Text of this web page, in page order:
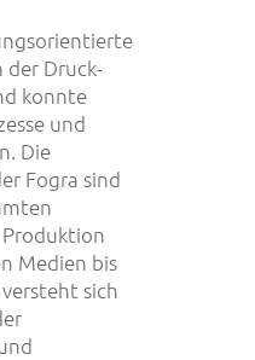
der Druck-
konnte
und
Die
Fogra sind
Medien bis
sich